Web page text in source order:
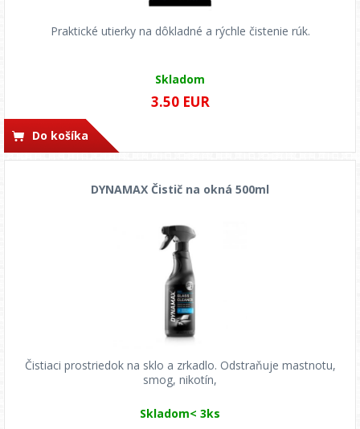
Praktické utierky na dôkladné a rýchle čistenie rúk.
Skladom
3.50 EUR
Do košíka
DYNAMAX Čistič na okná 500ml
Čistiaci prostriedok na sklo a zrkadlo. Odstraňuje mastnotu,
smog, nikotín,
Skladom< 3ks